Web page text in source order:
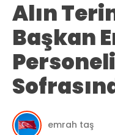
Alın
Başkan
emrah taş